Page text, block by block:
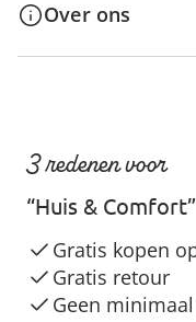
Over ons
3 redenen voor
“Huis & Comfort”
Gratis kopen
Gratis retour
Geen